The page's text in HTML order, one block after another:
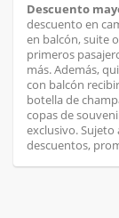
Descuento
descuento en
en balcón, suite
primeros
más. Además,
con balcón
botella de
copas de
exclusivo.
descuentos,